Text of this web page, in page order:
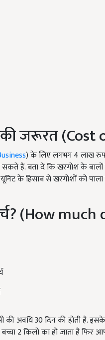
जरूरत
) के लिए लगभग 4 लाख
हैं. बता दें कि खरगोश के बालों
के हिसाब से खरगोशों को
(How much
की अवधि 30 दिन की होती है.
2 किलो का हो जाता है फिर